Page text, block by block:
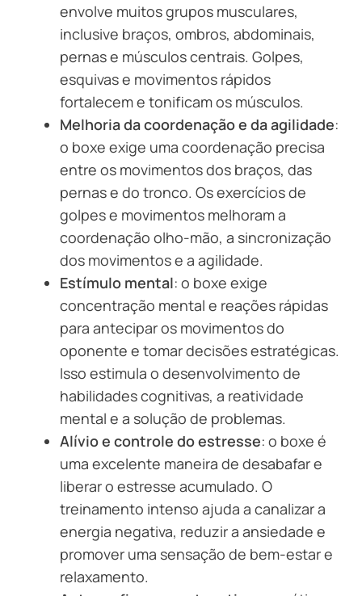
envolve muitos grupos musculares,
inclusive braços, ombros, abdominais,
pernas e músculos centrais. Golpes,
esquivas e movimentos rápidos
fortalecem e tonificam os músculos.
Melhoria da coordenação e da agilidade:
o boxe exige uma coordenação precisa
entre os movimentos dos braços, das
pernas e do tronco. Os exercícios de
golpes e movimentos melhoram a
coordenação olho-mão, a sincronização
dos movimentos e a agilidade.
Estímulo mental: o boxe exige
concentração mental e reações rápidas
para antecipar os movimentos do
oponente e tomar decisões estratégicas.
Isso estimula o desenvolvimento de
habilidades cognitivas, a reatividade
mental e a solução de problemas.
Alívio e controle do estresse: o boxe é
uma excelente maneira de desabafar e
liberar o estresse acumulado. O
treinamento intenso ajuda a canalizar a
energia negativa, reduzir a ansiedade e
promover uma sensação de bem-estar e
relaxamento.